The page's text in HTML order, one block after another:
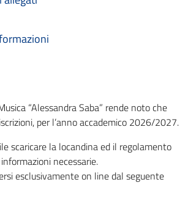
“Alessandra Saba” rende noto che
per l’anno accademico 2026/2027.
scaricare la locandina ed il regolamento
necessarie.
esclusivamente on line dal seguente